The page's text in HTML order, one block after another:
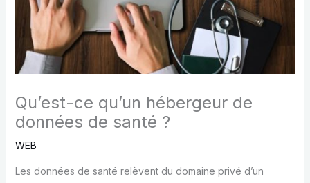
Qu’est-ce qu’un hébergeur de
données de santé ?
WEB
Les données de santé relèvent du domaine privé d’un